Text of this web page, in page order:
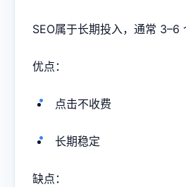
SEO属于长期投入，通常 3–6
优点：
点击不收费
长期稳定
缺点：